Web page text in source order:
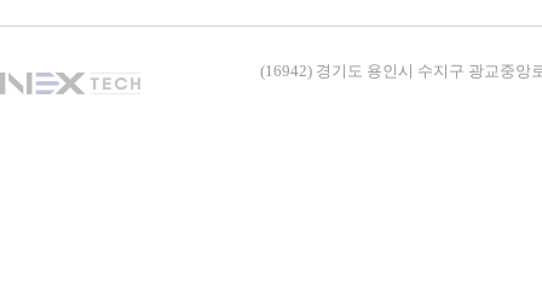
(16942) 경기도 용인시 수지구 광교중앙